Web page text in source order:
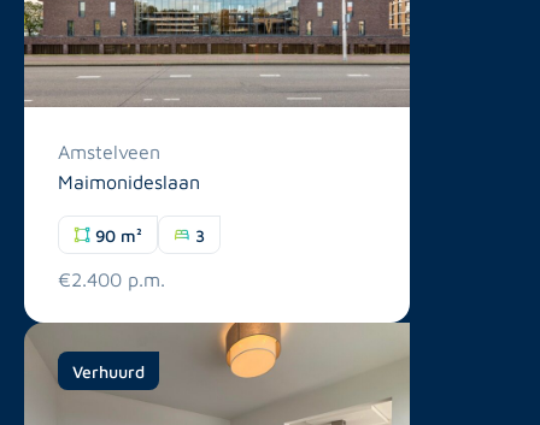
Amstelveen
Maimonideslaan
90 m² 3
€2.400 p.m.
Verhuurd